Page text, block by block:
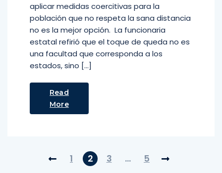
aplicar medidas coercitivas para la
población que no respeta la sana distancia
no es la mejor opción. La funcionaria
estatal refirió que el toque de queda no es
una facultad que corresponda a los
estados, sino […]
Read
More
1 2 3 … 5